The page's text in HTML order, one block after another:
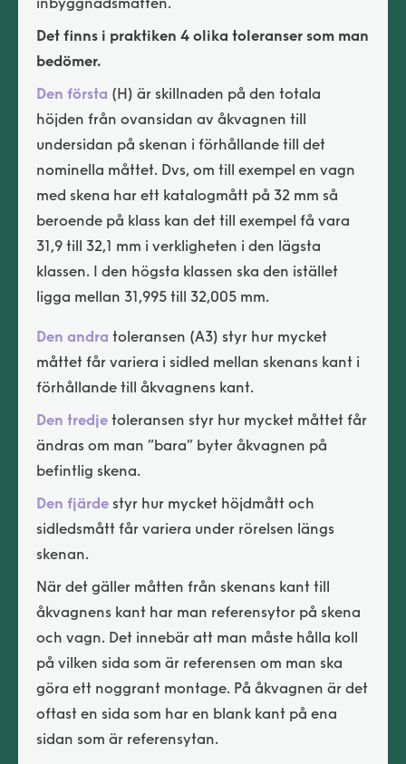
inbyggnadsmåtten.
Det finns i praktiken 4 olika toleranser som man
bedömer.
Den första (H) är skillnaden på den totala
höjden från ovansidan av åkvagnen till
undersidan på skenan i förhållande till det
nominella måttet. Dvs, om till exempel en vagn
med skena har ett katalogmått på 32 mm så
beroende på klass kan det till exempel få vara
31,9 till 32,1 mm i verkligheten i den lägsta
klassen. I den högsta klassen ska den istället
ligga mellan 31,995 till 32,005 mm.
Den andra toleransen (A3) styr hur mycket
måttet får variera i sidled mellan skenans kant i
förhållande till åkvagnens kant.
Den tredje toleransen styr hur mycket måttet får
ändras om man ”bara” byter åkvagnen på
befintlig skena.
Den fjärde styr hur mycket höjdmått och
sidledsmått får variera under rörelsen längs
skenan.
När det gäller måtten från skenans kant till
åkvagnens kant har man referensytor på skena
och vagn. Det innebär att man måste hålla koll
på vilken sida som är referensen om man ska
göra ett noggrant montage. På åkvagnen är det
oftast en sida som har en blank kant på ena
sidan som är referensytan.